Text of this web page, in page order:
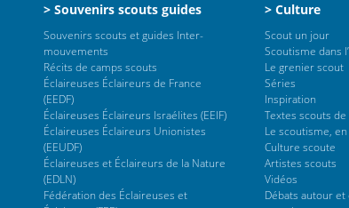
> Souvenirs scouts guides
Souvenirs scouts et guides Inter-
mouvements
Récits de camps scouts
Éclaireuses Éclaireurs de France
(EEDF)
Éclaireuses Éclaireurs Israélites (EEIF)
Éclaireuses Éclaireurs Unionistes
(EEUDF)
Éclaireuses et Éclaireurs de la Nature
(EDLN)
Fédération des Éclaireuses et
> Culture
Scout un jour
Scoutisme dans
Le grenier scout
Séries
Inspiration
Textes scouts
Le scoutisme,
Culture scoute
Artistes scouts
Vidéos
Débats autour et